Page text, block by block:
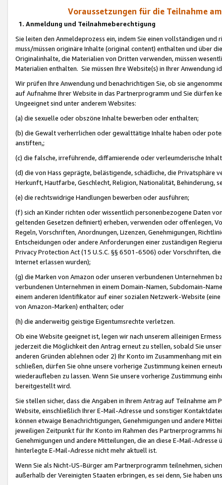
Voraussetzungen für die Teilnahme
1. Anmeldung und Teilnahmeberechtigung
Sie leiten den Anmeldeprozess ein, indem Sie einen vollständigen
muss/müssen originäre Inhalte (original content) enthalten und über
Originalinhalte, die Materialien von Dritten verwenden, müssen
Materialien enthalten. Sie müssen Ihre Website(s) in Ihrer Anwendung
Wir prüfen Ihre Anwendung und benachrichtigen Sie, ob sie
auf Aufnahme Ihrer Website in das Partnerprogramm und Sie dürfen
Ungeeignet sind unter anderem Websites:
(a) die sexuelle oder obszöne Inhalte bewerben oder enthalten;
(b) die Gewalt verherrlichen oder gewalttätige Inhalte haben oder
anstiften,;
(c) die falsche, irreführende, diffamierende oder verleumderische
(d) die von Hass geprägte, belästigende, schädliche, die Privatsphäre
Herkunft, Hautfarbe, Geschlecht, Religion, Nationalität, Behinderung,
(e) die rechtswidrige Handlungen bewerben oder ausführen;
(f) sich an Kinder richten oder wissentlich personenbezogene Daten
geltenden Gesetzen definiert) erheben, verwenden oder offenlegen,
Regeln, Vorschriften, Anordnungen, Lizenzen, Genehmigungen,
Entscheidungen oder andere Anforderungen einer zuständigen
Privacy Protection Act (15 U.S.C. §§ 6501-6506) oder Vorschriften,
Internet erlassen wurden);
(g) die Marken von Amazon oder unseren verbundenen Unternehmen
verbundenen Unternehmen in einem Domain-Namen, Subdomain-
einem anderen Identifikator auf einer sozialen Netzwerk-Website
von Amazon-Marken) enthalten; oder
(h) die anderweitig geistige Eigentumsrechte verletzen.
Ob eine Website geeignet ist, legen wir nach unserem alleinigen
jederzeit die Möglichkeit den Antrag erneut zu stellen, sobald Sie
anderen Gründen ablehnen oder 2) Ihr Konto im Zusammenhang mit
schließen, dürfen Sie ohne unsere vorherige Zustimmung keinen
wiederaufleben zu lassen. Wenn Sie unsere vorherige Zustimmung
bereitgestellt wird.
Sie stellen sicher, dass die Angaben in Ihrem Antrag auf Teilnahme
Website, einschließlich Ihrer E-Mail-Adresse und sonstiger
können etwaige Benachrichtigungen, Genehmigungen und andere
jeweiligen Zeitpunkt für Ihr Konto im Rahmen des Partnerprogramms
Genehmigungen und andere Mitteilungen, die an diese E-Mail-
hinterlegte E-Mail-Adresse nicht mehr aktuell ist.
Wenn Sie als Nicht-US-Bürger am Partnerprogramm teilnehmen,
außerhalb der Vereinigten Staaten erbringen, es sei denn, Sie haben